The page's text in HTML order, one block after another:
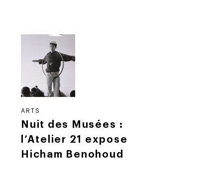
ARTS
Nuit des Musées :
l’Atelier 21 expose
Hicham Benohoud